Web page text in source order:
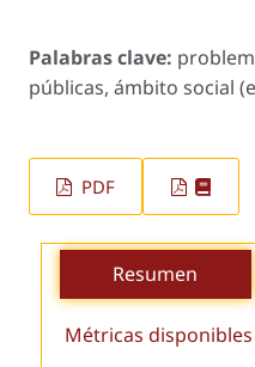
Palabras clave:
públicas, ámbito social
PDF
Resumen
Métricas disponibles